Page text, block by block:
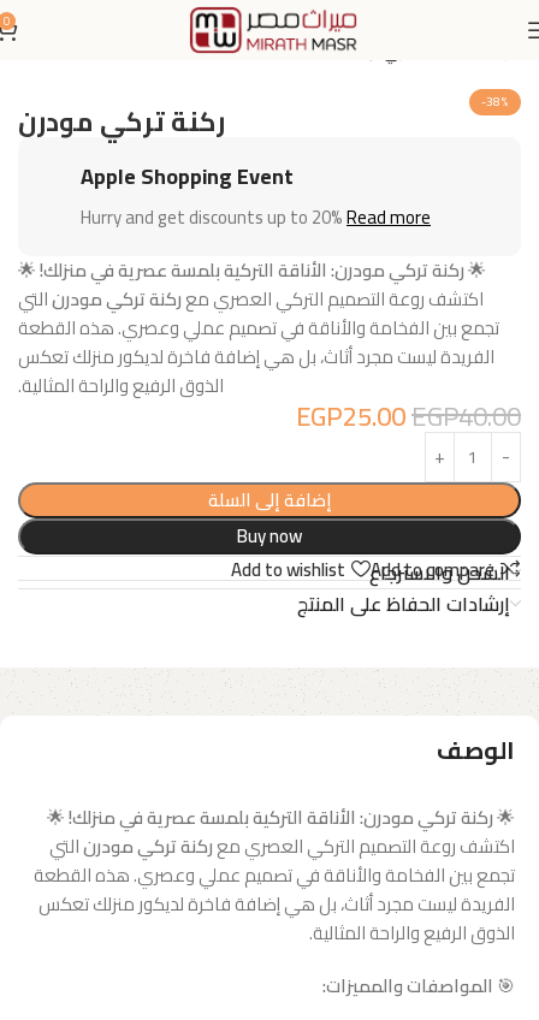
0
ركنة
-38% ركنة تركي مودرن
Apple Shopping Event
Hurry and get discounts up to 20%Read more
🌟ركنة تركي مودرن: الأناقة التركية بلمسة عصرية في منزلك!🌟
اكتشف روعة التصميم التركي العصري معركنة تركي مودرنالتي
تجمع بين الفخامة والأناقة في تصميم عملي وعصري. هذه القطعة
الفريدة ليست مجرد أثاث، بل هي إضافة فاخرة لديكور منزلك تعكس
الذوق الرفيع والراحة المثالية.
EGP40.00
EGP25.00
إضافة إلى السلة
Buy now
Add to compare
Add to wishlist
الشحن والاسترجاع
إرشادات الحفاظ على المنتج
الوصف
🌟ركنة تركي مودرن: الأناقة التركية بلمسة عصرية في منزلك!🌟
اكتشف روعة التصميم التركي العصري معركنة تركي مودرنالتي
تجمع بين الفخامة والأناقة في تصميم عملي وعصري. هذه القطعة
الفريدة ليست مجرد أثاث، بل هي إضافة فاخرة لديكور منزلك تعكس
الذوق الرفيع والراحة المثالية.
🎯 المواصفات والمميزات: